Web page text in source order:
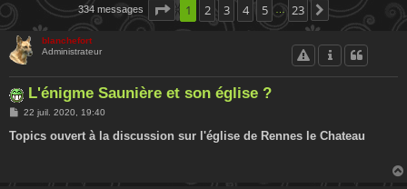
334 messages Page sur23
1 2 3 4 5 … 23 Suivante
blanchefort
Administrateur
L'énigme Saunière et son église ?
M
s
s
22 juil. 2020, 19:40
Topics ouvert à la discussion sur l'église de Rennes le Chateau